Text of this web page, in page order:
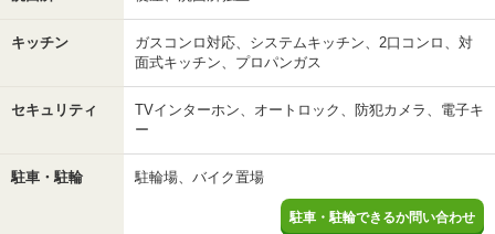
キッチン
ガスコンロ対応、システムキッチン、2口コンロ、対
面式キッチン、プロパンガス
セキュリティ
TVインターホン、オートロック、防犯カメラ、電子キ
ー
駐車・駐輪 駐輪場、バイク置場
駐車・駐輪できるか問い合わせ